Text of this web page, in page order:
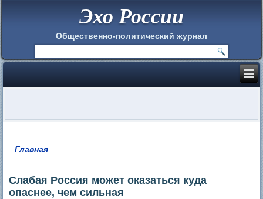
Эхо России
Общественно-политический журнал
Главная
Слабая Россия может оказаться куда
опаснее, чем сильная